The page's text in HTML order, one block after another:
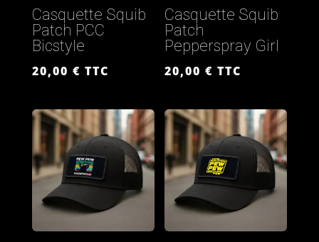
Casquette Squib
Patch PCC
Bicstyle
20,00 € TTC
Casquette Squib
Patch
Pepperspray Girl
20,00€ TTC